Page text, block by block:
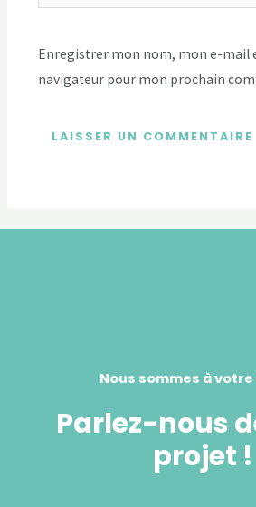
Enregistrer mon nom, mon e-mail
navigateur pour mon prochain
Nous sommes à
Parlez-nous
projet !